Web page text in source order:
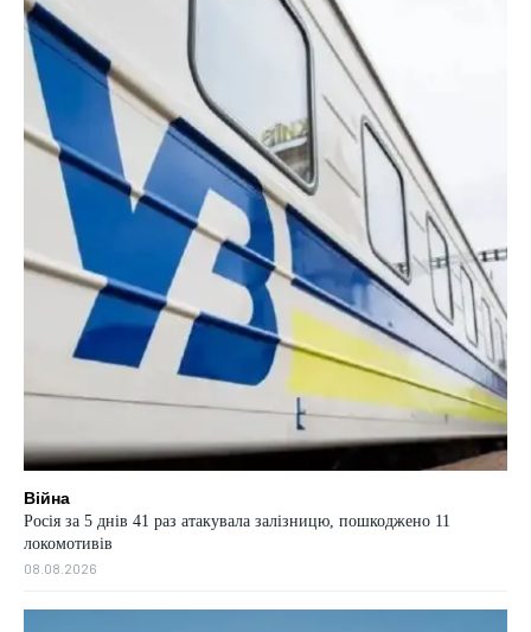
Війна
Росія за 5 днів 41 раз атакувала залізницю, пошкоджено 11
локомотивів
08.08.2026